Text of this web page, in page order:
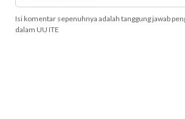
Isi komentar sepenuhnya adalah tanggung jawab
dalam UU ITE